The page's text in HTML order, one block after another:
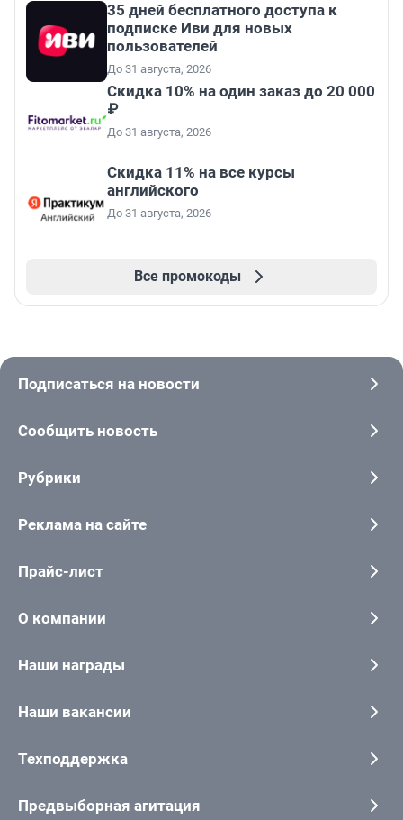
35 дней бесплатного доступа к
подписке Иви для новых
пользователей
До 31 августа, 2026
Скидка 10% на один заказ до 20 000
₽
До 31 августа, 2026
Скидка 11% на все курсы
английского
До 31 августа, 2026
Все промокоды
Подписаться на новости
Сообщить новость
Рубрики
Реклама на сайте
Прайс-лист
О компании
Наши награды
Наши вакансии
Техподдержка
Предвыборная агитация